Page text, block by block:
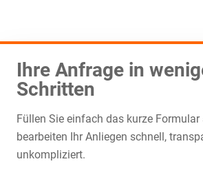
Ihre Anfrage in
Schritten
Füllen Sie einfach das kurze Formular
bearbeiten Ihr Anliegen schnell,
unkompliziert.